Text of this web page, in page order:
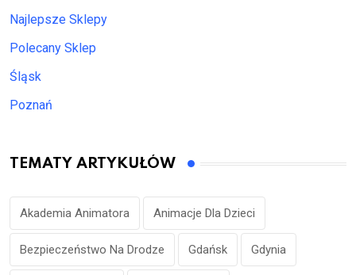
Najlepsze Sklepy
Polecany Sklep
Śląsk
Poznań
TEMATY ARTYKUŁÓW
Akademia Animatora Animacje Dla Dzieci
Bezpieczeństwo Na Drodze Gdańsk Gdynia